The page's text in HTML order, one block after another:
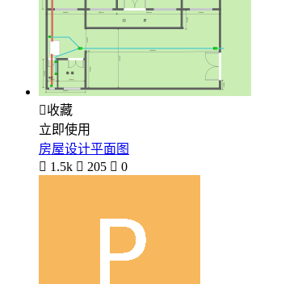
收藏
立即使用
房屋设计平面图
 1.5k  205  0